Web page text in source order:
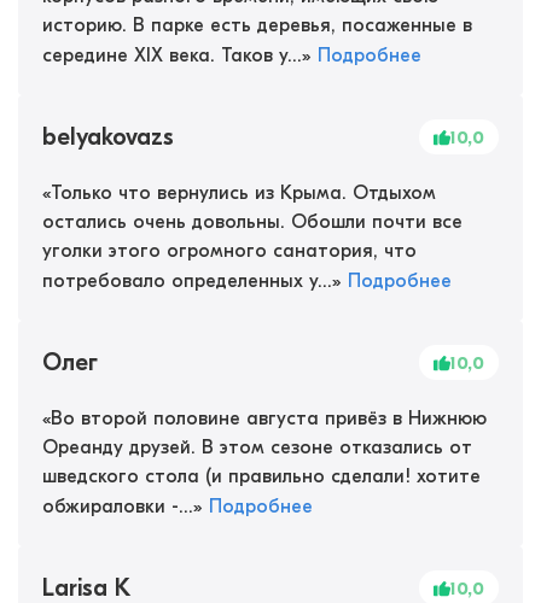
историю. В парке есть деревья, посаженные в
середине XIX века. Таков у...» Подробнее
belyakovazs 10,0
«Только что вернулись из Крыма. Отдыхом
остались очень довольны. Обошли почти все
уголки этого огромного санатория, что
потребовало определенных у...» Подробнее
Олег 10,0
«Во второй половине августа привёз в Нижнюю
Ореанду друзей. В этом сезоне отказались от
шведского стола (и правильно сделали! хотите
обжираловки -...» Подробнее
Larisa K 10,0